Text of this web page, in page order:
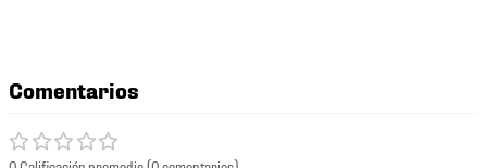
Comentarios